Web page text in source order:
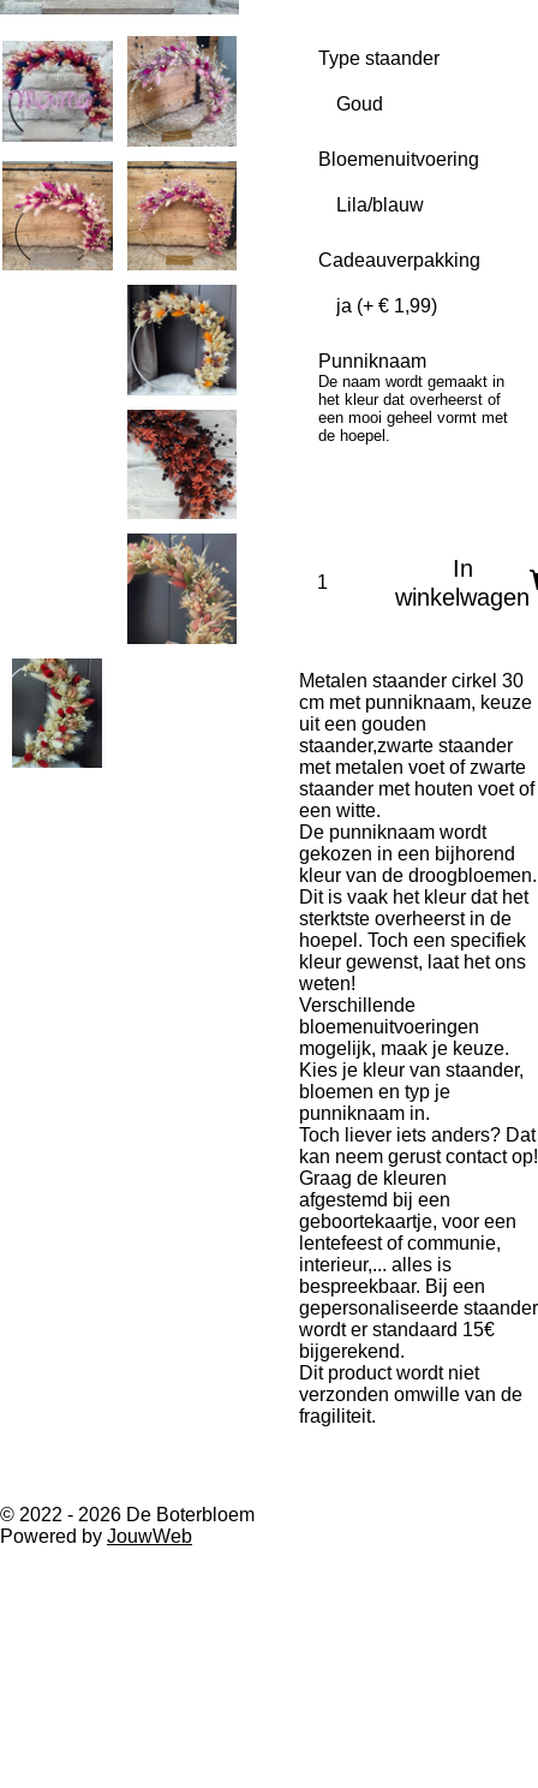
Type staander
Bloemenuitvoering
Cadeauverpakking
Punniknaam
De naam wordt gemaakt in
het kleur dat overheerst of
een mooi geheel vormt met
de hoepel.
In
winkelwagen
Metalen staander cirkel 30
cm met punniknaam, keuze
uit een gouden
staander,zwarte staander
met metalen voet of zwarte
staander met houten voet of
een witte.
De punniknaam wordt
gekozen in een bijhorend
kleur van de droogbloemen.
Dit is vaak het kleur dat het
sterktste overheerst in de
hoepel. Toch een specifiek
kleur gewenst, laat het ons
weten!
Verschillende
bloemenuitvoeringen
mogelijk, maak je keuze.
Kies je kleur van staander,
bloemen en typ je
punniknaam in.
Toch liever iets anders? Dat
kan neem gerust contact op!
Graag de kleuren
afgestemd bij een
geboortekaartje, voor een
lentefeest of communie,
interieur,... alles is
bespreekbaar. Bij een
gepersonaliseerde staander
wordt er standaard 15€
bijgerekend.
Dit product wordt niet
verzonden omwille van de
fragiliteit.
© 2022 - 2026 De Boterbloem
Powered by JouwWeb